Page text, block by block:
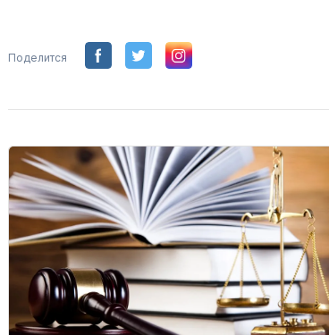
Поделится